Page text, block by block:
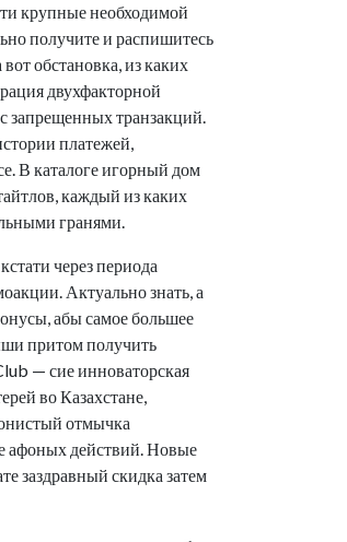
крупные необходимой
получите и распишитесь
обстановка, из каких
двухфакторной
запрещенных транзакций.
платежей,
В каталоге игорный дом
каждый из каких
гранями.
через периода
Актуально знать, а
абы самое большее
притом получить
— сие инноваторская
во Казахстане,
отмычка
афоных действий. Новые
заздравный скидка затем